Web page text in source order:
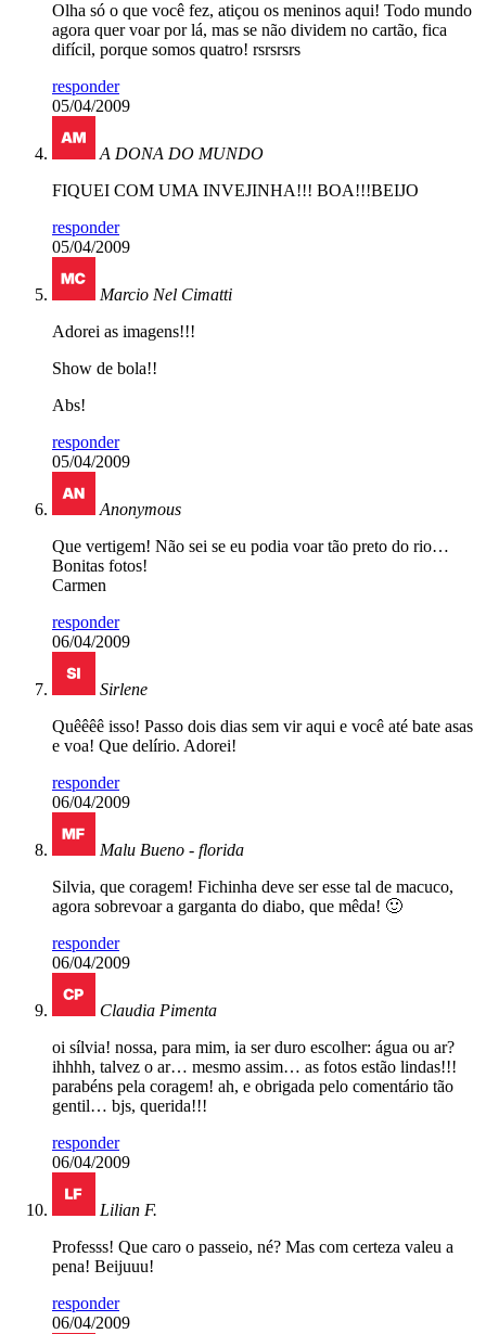
Olha só o que você fez, atiçou os meninos aqui! Todo mundo
agora quer voar por lá, mas se não dividem no cartão, fica
difícil, porque somos quatro! rsrsrsrs
responder
05/04/2009
A DONA DO MUNDO
FIQUEI COM UMA INVEJINHA!!! BOA!!!BEIJO
responder
05/04/2009
Marcio Nel Cimatti
Adorei as imagens!!!
Show de bola!!
Abs!
responder
05/04/2009
Anonymous
Que vertigem! Não sei se eu podia voar tão preto do rio…
Bonitas fotos!
Carmen
responder
06/04/2009
Sirlene
Quêêêê isso! Passo dois dias sem vir aqui e você até bate asas
e voa! Que delírio. Adorei!
responder
06/04/2009
Malu Bueno - florida
Silvia, que coragem! Fichinha deve ser esse tal de macuco,
agora sobrevoar a garganta do diabo, que mêda! 🙂
responder
06/04/2009
Claudia Pimenta
oi sílvia! nossa, para mim, ia ser duro escolher: água ou ar?
ihhhh, talvez o ar… mesmo assim… as fotos estão lindas!!!
parabéns pela coragem! ah, e obrigada pelo comentário tão
gentil… bjs, querida!!!
responder
06/04/2009
Lilian F.
Professs! Que caro o passeio, né? Mas com certeza valeu a
pena! Beijuuu!
responder
06/04/2009